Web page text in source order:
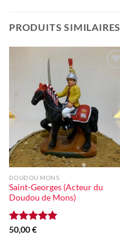
PRODUITS SIMILAIRES
DOUDOU MONS
Saint-Georges (Acteur du
Doudou de Mons)
Note5.00
50,00€